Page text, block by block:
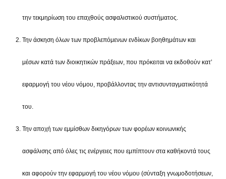
την τεκμηρίωση του επαχθούς ασφαλιστικού συστήματος.
Την άσκηση όλων των προβλεπόμενων ενδίκων βοηθημάτων και
μέσων κατά των διοικητικών πράξεων, που πρόκειται να εκδοθούν κατ’
εφαρμογή του νέου νόμου, προβάλλοντας την αντισυνταγματικότητά
του.
Την αποχή των εμμίσθων δικηγόρων των φορέων κοινωνικής
ασφάλισης από όλες τις ενέργειες που εμπίπτουν στα καθήκοντά τους
και αφορούν την εφαρμογή του νέου νόμου (σύνταξη γνωμοδοτήσεων,